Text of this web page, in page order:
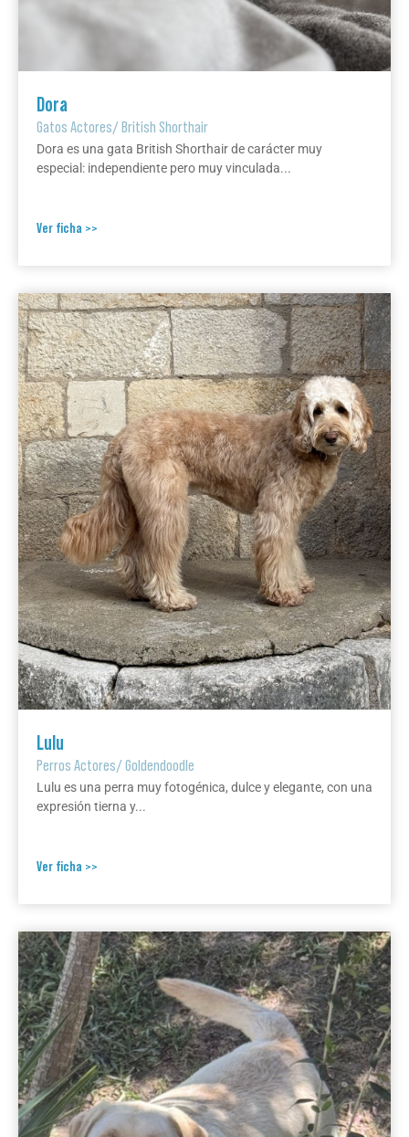
Dora
Gatos Actores/British Shorthair
Dora es una gata British Shorthair de carácter muy
especial: independiente pero muy vinculada...
Ver ficha >>
Lulu
Perros Actores/Goldendoodle
Lulu es una perra muy fotogénica, dulce y elegante, con una
expresión tierna y...
Ver ficha >>